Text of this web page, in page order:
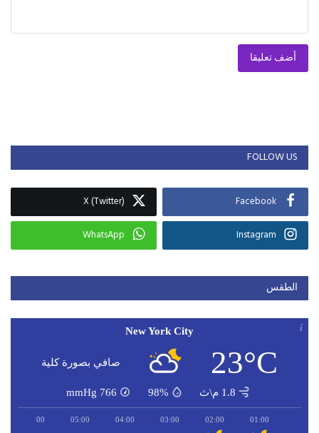
أضف تعليقا
FOLLOW US
Facebook
X (Twitter)
Instagram
WhatsApp
الطقس
New York City
23°C صافي بصورة كلية
1.8 م\ث 98%
766
mmHg
01:00
02:00
03:00
04:00
05:00
06:00